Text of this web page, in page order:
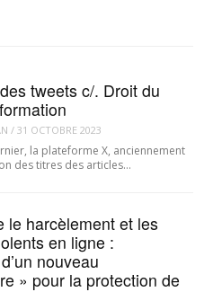
tweets c/. Droit du
/ 31 OCTOBRE 2023
la plateforme X, anciennement
des titres des articles…
le harcèlement et les
en ligne :
nouveau
» pour la protection de